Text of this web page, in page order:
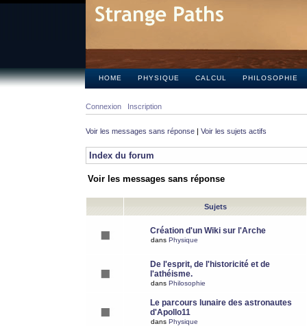
HOME PHYSIQUE CALCUL PHILOSOPHIE
Connexion Inscription
Voir les messages sans réponse | Voir les sujets actifs
Index du forum
Voir les messages sans réponse
Sujets
Création d'un Wiki sur l'Arche
dans Physique
De l'esprit, de l'historicité et de
l'athéisme.
dans Philosophie
Le parcours lunaire des astronautes
d'Apollo11
dans Physique